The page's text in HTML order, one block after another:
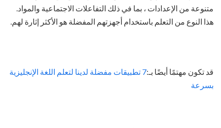
متنوعة من الإعدادات ، بما في ذلك التفاعلات الاجتماعية والمواد.
هذا النوع من التعلم باستخدام أجهزتهم المفضلة هو الأكثر إثارة لهم.
قد تكون مهتمًا أيضًا بـ:
7 تطبيقات مفضلة لدينا لتعلم اللغة الإنجليزية
بسرعة